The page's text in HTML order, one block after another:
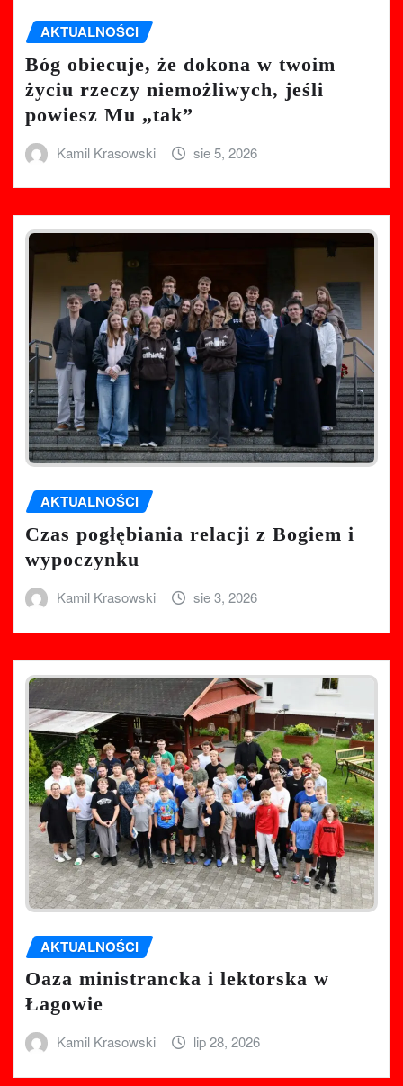
AKTUALNOŚCI
Bóg obiecuje, że dokona w twoim
życiu rzeczy niemożliwych, jeśli
powiesz Mu „tak”
Kamil Krasowski sie 5, 2026
AKTUALNOŚCI
Czas pogłębiania relacji z Bogiem i
wypoczynku
Kamil Krasowski sie 3, 2026
AKTUALNOŚCI
Oaza ministrancka i lektorska w
Łagowie
Kamil Krasowski lip 28, 2026